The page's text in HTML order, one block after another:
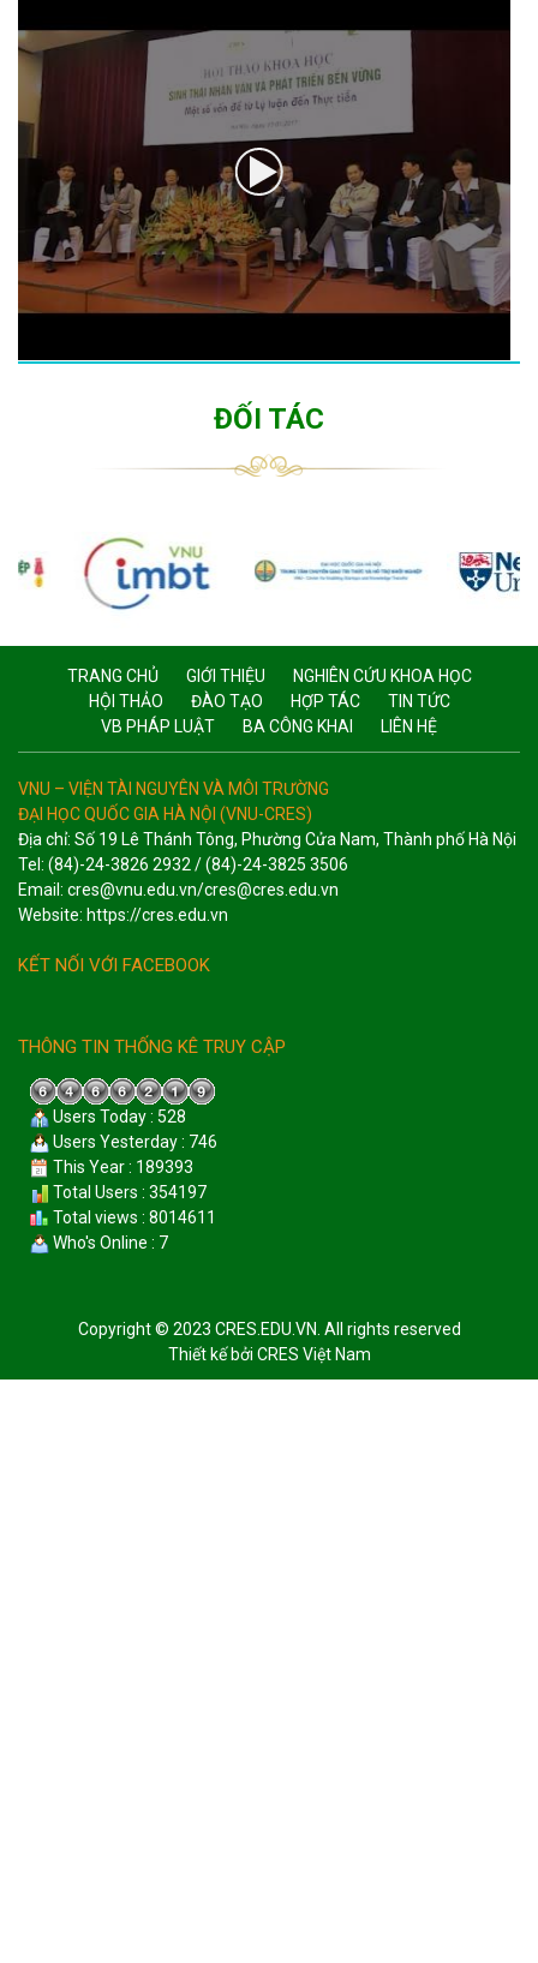
ĐỐI TÁC
TRANG CHỦ GIỚI THIỆU
NGHIÊN CỨU KHOA HỌC
HỘI THẢO
ĐÀO TẠO HỢP TÁC
TIN TỨC
VB PHÁP LUẬT
BA CÔNG KHAI LIÊN HỆ
VNU – VIỆN TÀI NGUYÊN VÀ MÔI TRƯỜNG
ĐẠI HỌC QUỐC GIA HÀ NỘI (VNU-CRES)
Địa chỉ: Số 19 Lê Thánh Tông, Phường Cửa Nam, Thành phố Hà Nội
Tel: (84)-24-3826 2932 / (84)-24-3825 3506
Email: cres@vnu.edu.vn/cres@cres.edu.vn
Website: https://cres.edu.vn
KẾT NỐI VỚI FACEBOOK
THÔNG TIN THỐNG KÊ TRUY CẬP
Users Today : 528
Users Yesterday : 746
This Year : 189393
Total Users : 354197
Total views : 8014611
Who's Online : 7
Copyright © 2023 CRES.EDU.VN. All rights reserved
Thiết kế bởi CRES Việt Nam